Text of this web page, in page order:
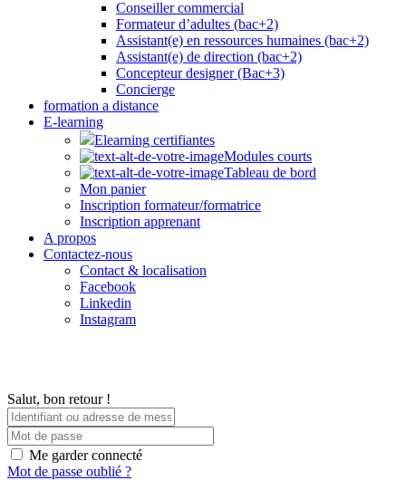
Conseiller commercial
Formateur d’adultes (bac+2)
Assistant(e) en ressources humaines (bac+2)
Assistant(e) de direction (bac+2)
Concepteur designer (Bac+3)
Concierge
formation a distance
E-learning
Elearning certifiantes
Modules courts
Tableau de bord
Mon panier
Inscription formateur/formatrice
Inscription apprenant
A propos
Contactez-nous
Contact & localisation
Facebook
Linkedin
Instagram
Salut, bon retour !
Me garder connecté
Mot de passe oublié ?